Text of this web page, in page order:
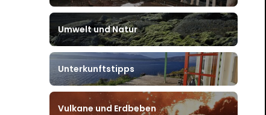
Umwelt und Natur
Unterkunftstipps
Vulkane und Erdbeben